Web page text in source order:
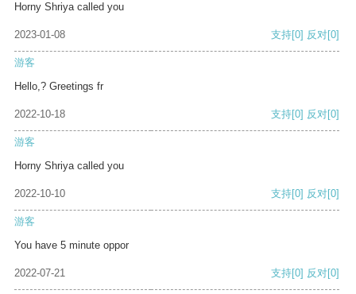
Horny Shriya called you
2023-01-08 支持[0] 反对[0]
游客
Hello,? Greetings fr
2022-10-18 支持[0] 反对[0]
游客
Horny Shriya called you
2022-10-10 支持[0] 反对[0]
游客
You have 5 minute oppor
2022-07-21 支持[0] 反对[0]